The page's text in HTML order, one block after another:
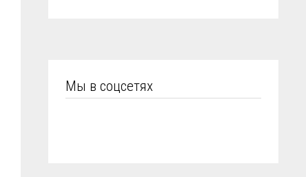
Мы в соцсетях